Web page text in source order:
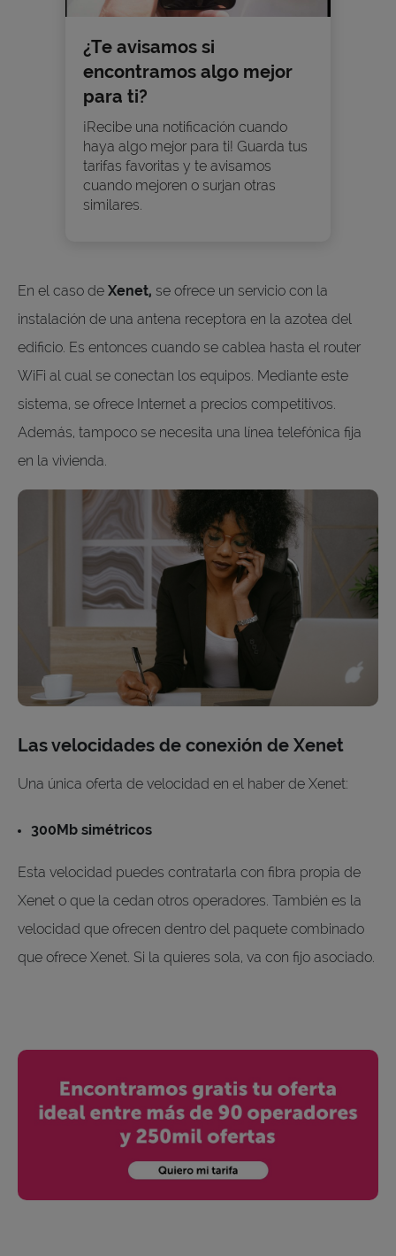
¿Te avisamos si
encontramos algo mejor
para ti?
¡Recibe una notificación cuando
haya algo mejor para ti! Guarda tus
tarifas favoritas y te avisamos
cuando mejoren o surjan otras
similares.
En el caso de Xenet, se ofrece un servicio con la
instalación de una antena receptora en la azotea del
edificio. Es entonces cuando se cablea hasta el router
WiFi al cual se conectan los equipos. Mediante este
sistema, se ofrece Internet a precios competitivos.
Además, tampoco se necesita una línea telefónica fija
en la vivienda.
Las velocidades de conexión de Xenet
Una única oferta de velocidad en el haber de Xenet:
300Mb simétricos
Esta velocidad puedes contratarla con fibra propia de
Xenet o que la cedan otros operadores. También es la
velocidad que ofrecen dentro del paquete combinado
que ofrece Xenet. Si la quieres sola, va con fijo asociado.